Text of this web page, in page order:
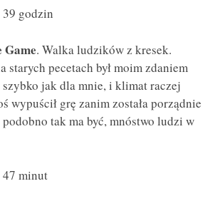
godzin
. Walka ludzików z kresek.
starych pecetach był moim zdaniem
szybko jak dla mnie, i klimat raczej
wypuścił grę zanim została porządnie
tak ma być, mnóstwo ludzi w
47 minut